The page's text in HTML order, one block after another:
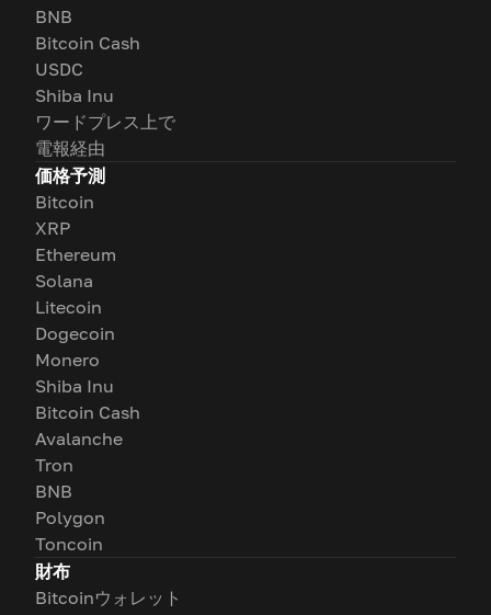
BNB
Bitcoin Cash
USDC
Shiba Inu
ワードプレス上で
電報経由
価格予測
Bitcoin
XRP
Ethereum
Solana
Litecoin
Dogecoin
Monero
Shiba Inu
Bitcoin Cash
Avalanche
Tron
BNB
Polygon
Toncoin
財布
Bitcoinウォレット